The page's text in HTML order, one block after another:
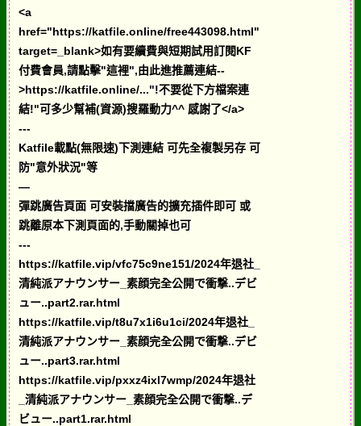
<a
href="https://katfile.online/free443098.html"
target=_blank>如有要續費與短期試用訂閱KF
付費會員,請點擊"這裡",由此進推薦連結--
>https://katfile.online/..."!不要從下方檔案連
結!"可多少幫補(資源)搜羅動力^^ 感謝了</a>
---
Katfile載點(無限速)下測連結 可先全複製另存 可
防"意外狀況"等
—
彈跳廣告頁面 可安裝擋廣告的擴充插件即可 或
跳離原本下測頁面的,手動關掉也可
---
https://katfile.vip/vfc75c9ne151/2024年退社_
清純派アナウンサー_素顔完全公開で衝撃..デビ
ュー..part2.rar.html
https://katfile.vip/t8u7x1i6u1ci/2024年退社_
清純派アナウンサー_素顔完全公開で衝撃..デビ
ュー..part3.rar.html
https://katfile.vip/pxxz4ixl7wmp/2024年退社
_清純派アナウンサー_素顔完全公開で衝撃..デ
ビュー..part1.rar.html